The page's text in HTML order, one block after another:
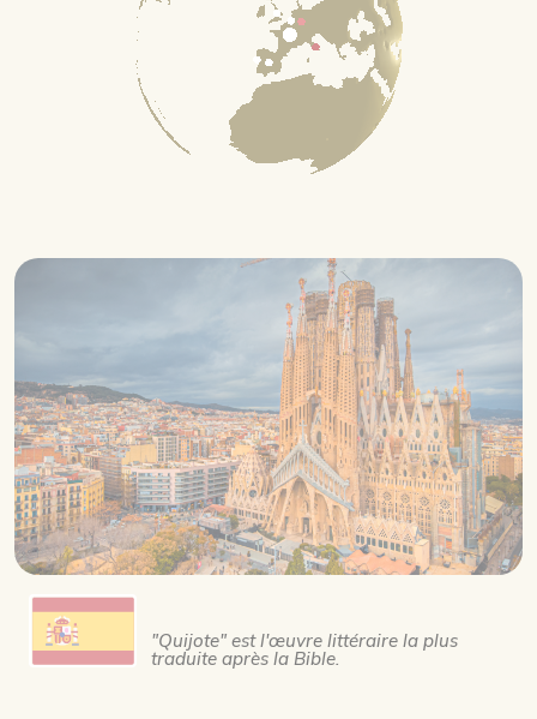
"Quijote" est l'œuvre littéraire la plus
traduite après la Bible.